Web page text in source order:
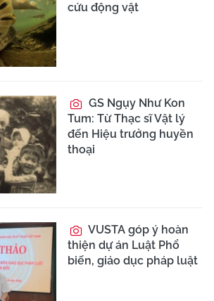
cứu động vật
GS Ngụy Như Kon
Tum: Từ Thạc sĩ Vật lý
đến Hiệu trưởng huyền
thoại
VUSTA góp ý hoàn
thiện dự án Luật Phổ
biến, giáo dục pháp luật